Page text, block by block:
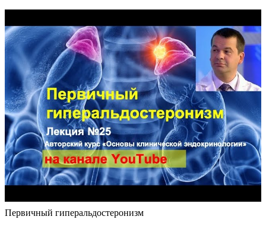
Первичный гиперальдостеронизм